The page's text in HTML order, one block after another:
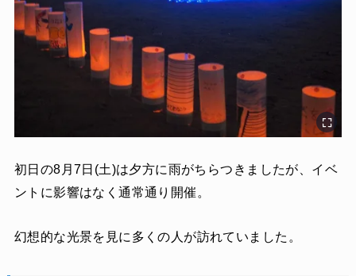
初日の8月7日(土)は夕方に雨がちらつきましたが、イベ
ントに影響はなく通常通り開催。
幻想的な光景を見に多くの人が訪れていました。